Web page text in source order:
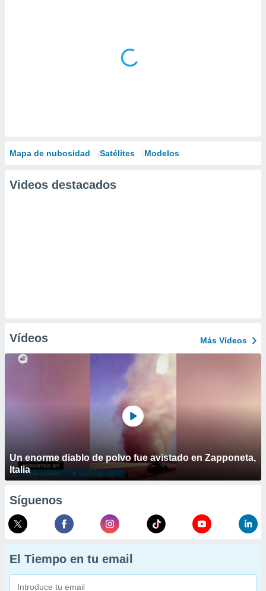
Mapa de nubosidad Satélites Modelos
Videos destacados
Vídeos Más Vídeos
Un enorme diablo de polvo fue avistado en Zapponeta,
Italia
Síguenos
El Tiempo en tu email